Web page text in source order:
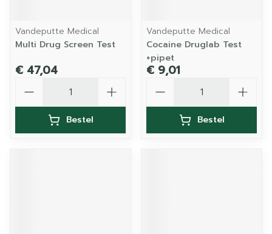
Vandeputte Medical
Multi Drug Screen Test
€ 47,04
Bestel
Vandeputte Medical
Cocaine Druglab Test
+pipet
€ 9,01
Bestel